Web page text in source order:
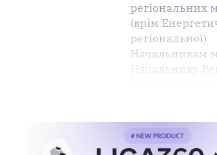
регіональних
(крім
регіональної)
Начальникам
Начальнику